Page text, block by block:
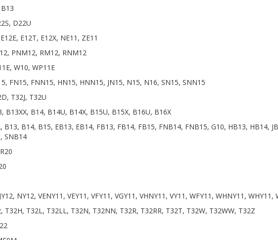
D22U
E12T, E12X, NE11, ZE11
PNM12, RM12, RNM12
W10, WP11E
FN15, FNN15, HN15, HNN15, JN15, N15, N16, SN15, SNN15
T32J, T32U
B13XX, B14, B14U, B14X, B15U, B15X, B16U, B16X
B13, B14, B15, EB13, EB14, FB13, FB14, FB15, FNB14, FNB15, G10, HB13, HB14,
SNB14
NY12, VENY11, VEY11, VFY11, VGY11, VHNY11, VY11, WFY11, WHNY11, WHY11,
T32H, T32L, T32LL, T32N, T32NN, T32R, T32RR, T32T, T32W, T32WW, T32Z